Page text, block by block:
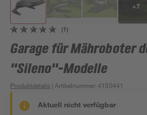
+7
(1)
Garage für Mähroboter
"Sileno"-Modelle
Produktdetails | Artikelnummer:4150441
Aktuell nicht verfügbar